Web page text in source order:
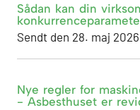
Sådan kan din
Sendt den 28. maj 2026
Nye regler for
- Asbesthuset er